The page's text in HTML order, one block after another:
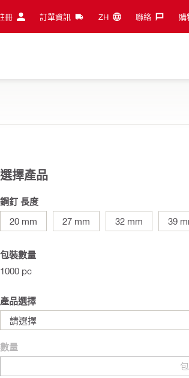
冊 訂單資訊 ZH‎ 聯絡‎ 購
選擇產品
鋼釘 長度
20 mm
27 mm 32 mm 39
包裝數量
1000 pc
產品選擇
請選擇
數量
包